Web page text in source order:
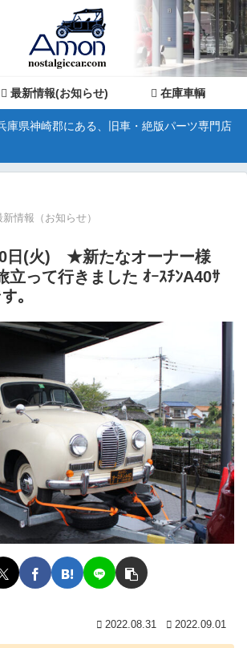
最新情報(お知らせ) 在庫車輌
庫県神崎郡にある、旧車・絶版パーツ専門店
新情報（お知らせ）
日(火) ★新たなオーナー様
立って行きました ｵｰｽﾁﾝA40ｻ
。
2022.08.31 2022.09.01